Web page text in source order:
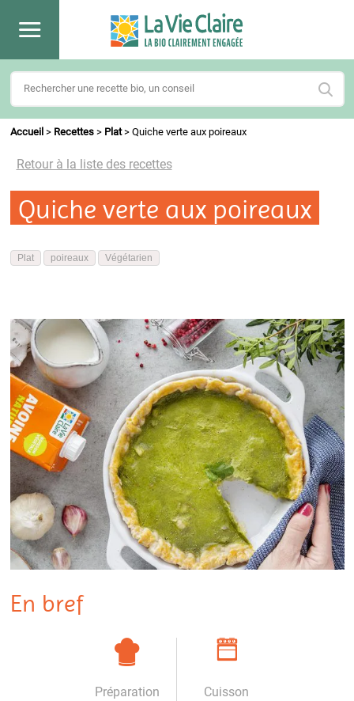
Accueil > Recettes> Plat> Quiche verte aux poireaux
Retour à la liste des recettes
Quiche verte aux poireaux
Plat poireaux Végétarien
En bref
Préparation Cuisson